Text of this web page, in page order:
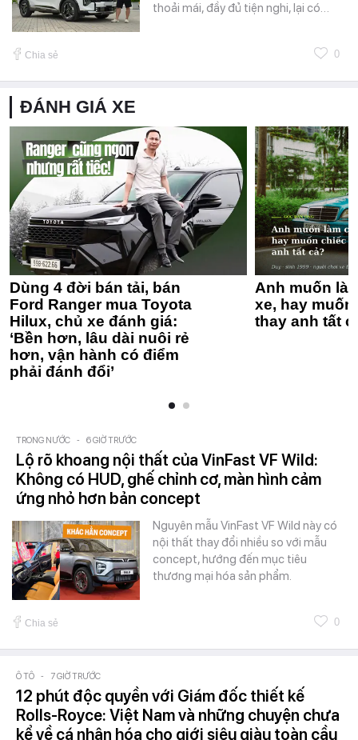
thoải mái, đầy đủ tiện nghi, lại có…
Chia sẻ 0
ĐÁNH GIÁ XE
Dùng 4 đời bán tải, bán
Ford Ranger mua Toyota
Hilux, chủ xe đánh giá:
‘Bền hơn, lâu dài nuôi rẻ
hơn, vận hành có điểm
phải đánh đổi’
Anh muốn
xe, hay
thay anh tất
TRONG NƯỚC - 6 GIỜ TRƯỚC
Lộ rõ khoang nội thất của VinFast VF Wild:
Không có HUD, ghế chỉnh cơ, màn hình cảm
ứng nhỏ hơn bản concept
Nguyên mẫu VinFast VF Wild này có
nội thất thay đổi nhiều so với mẫu
concept, hướng đến mục tiêu
thương mại hóa sản phẩm.
Chia sẻ 0
Ô TÔ - 7 GIỜ TRƯỚC
12 phút độc quyền với Giám đốc thiết kế
Rolls-Royce: Việt Nam và những chuyện chưa
kể về cá nhân hóa cho giới siêu giàu toàn cầu